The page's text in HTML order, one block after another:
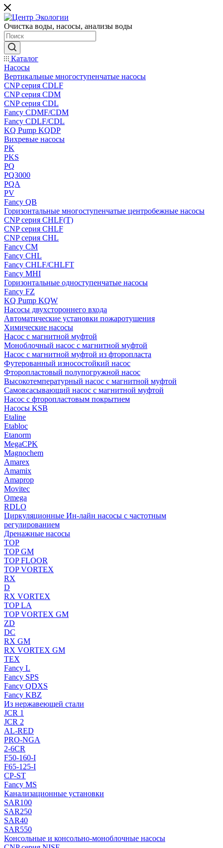
Очистка воды, насосы, анализы воды
Каталог
Насосы
Вертикальные многоступенчатые насосы
CNP серия CDLF
CNP серия CDM
CNP серия CDL
Fancy CDMF/CDM
Fancy CDLF/CDL
KQ Pump KQDP
Вихревые насосы
PK
PKS
PQ
PQ3000
PQA
PV
Fancy QB
Горизонтальные многоступенчатые центробежные насосы
CNP серия CHLF(T)
CNP серия CHLF
CNP серия CHL
Fancy CM
Fancy CHL
Fancy CHLF/CHLFT
Fancy MHI
Горизонтальные одноступенчатые насосы
Fancy FZ
KQ Pump KQW
Насосы двухстороннего входа
Автоматические установки пожаротушения
Химические насосы
Насос с магнитной муфтой
Моноблочный насос с магнитной муфтой
Насос с магнитной муфтой из фторопласта
Футерованный износостойкий насос
Фторопластовый полупогружной насос
Высокотемпературный насос с магнитной муфтой
Самовсасывающий насос с магнитной муфтой
Насос с фторопластовым покрытием
Насосы KSB
Etaline
Etabloc
Etanorm
MegaCPK
Magnochem
Amarex
Amamix
Amaprop
Movitec
Omega
RDLO
Циркуляционные Ин-лайн насосы с частотным
регулированием
Дренажные насосы
TOP
TOP GM
TOP FLOOR
TOP VORTEX
RX
D
RX VORTEX
TOP LA
TOP VORTEX GM
ZD
DC
RX GM
RX VORTEX GM
TEX
Fancy L
Fancy SPS
Fancy QDXS
Fancy KBZ
Из нержавеющей стали
JCR 1
JCR 2
AL-RED
PRO-NGA
2-6CR
F50-160-I
F65-125-I
CP-ST
Fancy MS
Канализационные установки
SAR100
SAR250
SAR40
SAR550
Консольные и консольно-моноблочные насосы